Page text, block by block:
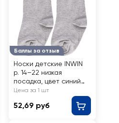
Баллы за отзыв
Носки детские INWIN
р. 14–22 низкая
посадка, цвет синий
меланж, Арт BKSU-01-
Цена за 1 шт
52,69 руб